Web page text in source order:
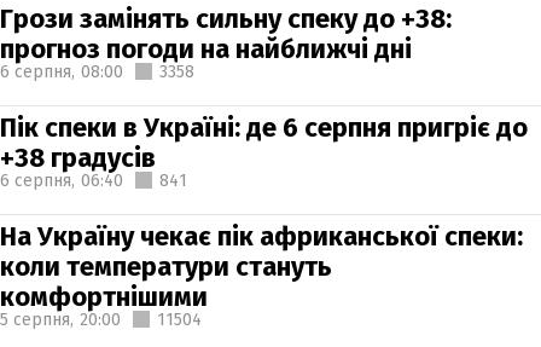
Грози замінять сильну спеку до +38:
прогноз погоди на найближчі дні
6 серпня, 08:00 3358
Пік спеки в Україні: де 6 серпня пригріє до
+38 градусів
6 серпня, 06:40 841
На Україну чекає пік африканської спеки:
коли температури стануть
комфортнішими
5 серпня, 20:00 11504